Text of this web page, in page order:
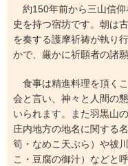
約150年前から三山信仰
史を持つ宿坊です。朝は
を奏する護摩祈祷が執り
かで、厳かに祈願者の諸
食事は精進料理を頂く
会と言い、神々と人間の
いられます。また羽黒山
庄内地方の地名に関する
筍・なめこ天ぷら）や祓
こ・豆腐の御汁）などと